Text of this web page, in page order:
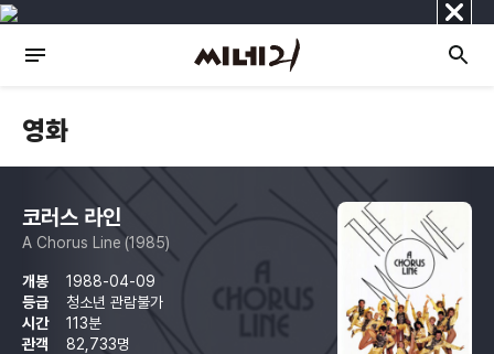
닫
기
영화
코러스 라인
A Chorus Line (1985)
개봉
1988-04-09
등급
청소년 관람불가
시간
113분
관객
82,733명